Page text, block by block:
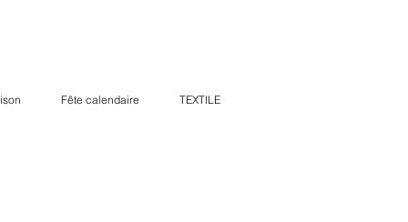
Fête calendaire TEXTILE